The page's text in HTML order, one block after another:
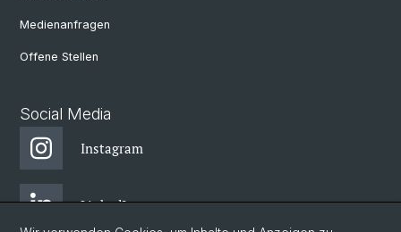
Medienanfragen
Offene Stellen
Social Media
Instagram
LinkedIn